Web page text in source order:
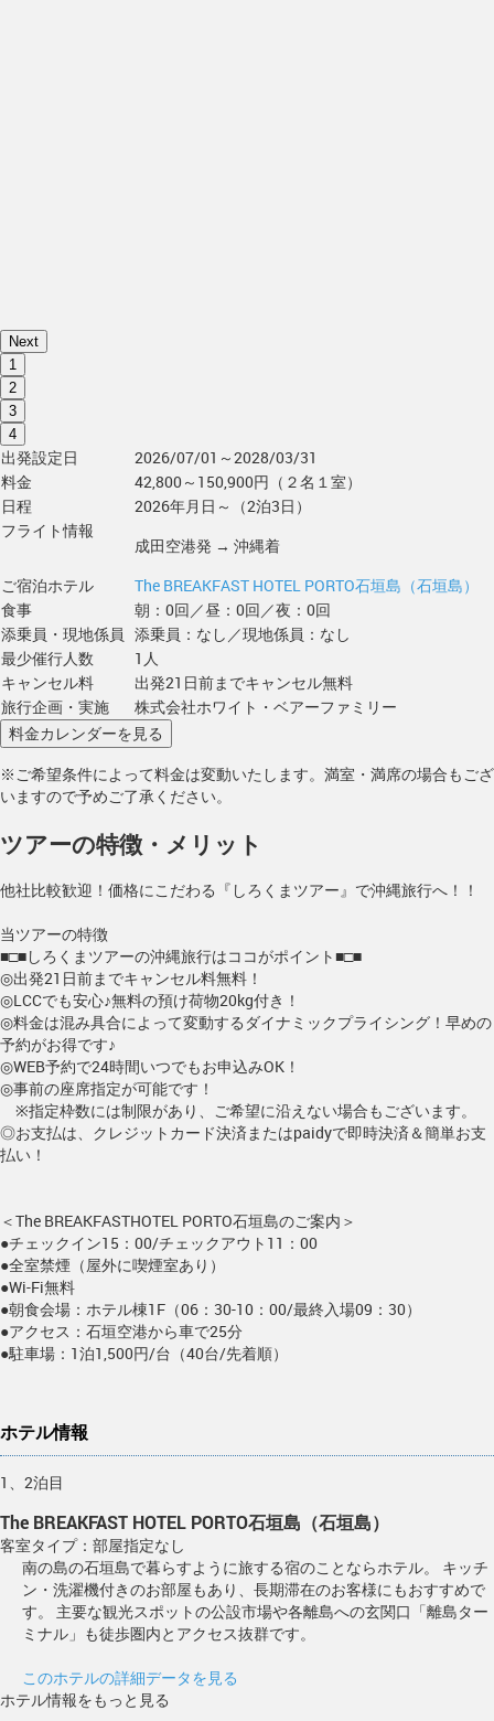
Next
1
2
3
4
出発設定日
2026/07/01～2028/03/31
料金
42,800～150,900円（２名１室）
日程
2026年月日～（2泊3日）
フライト情報
成田空港発 → 沖縄着
ご宿泊ホテル
The BREAKFAST HOTEL PORTO石垣島（石垣島）
食事
朝：0回／昼：0回／夜：0回
添乗員・現地係員 添乗員：なし／現地係員：なし
最少催行人数
1人
キャンセル料
出発21日前までキャンセル無料
旅行企画・実施
株式会社ホワイト・ベアーファミリー
※ご希望条件によって料金は変動いたします。満室・満席の場合もござ
いますので予めご了承ください。
ツアーの特徴・メリット
他社比較歓迎！価格にこだわる『しろくまツアー』で沖縄旅行へ！！
当ツアーの特徴
■□■しろくまツアーの沖縄旅行はココがポイント■□■
◎出発21日前までキャンセル料無料！
◎LCCでも安心♪無料の預け荷物20kg付き！
◎料金は混み具合によって変動するダイナミックプライシング！早めの
予約がお得です♪
◎WEB予約で24時間いつでもお申込みOK！
◎事前の座席指定が可能です！
※指定枠数には制限があり、ご希望に沿えない場合もございます。
◎お支払は、クレジットカード決済またはpaidyで即時決済＆簡単お支
払い！
＜The BREAKFASTHOTEL PORTO石垣島のご案内＞
●チェックイン15：00/チェックアウト11：00
●全室禁煙（屋外に喫煙室あり）
●Wi-Fi無料
●朝食会場：ホテル棟1F（06：30-10：00/最終入場09：30）
●アクセス：石垣空港から車で25分
●駐車場：1泊1,500円/台（40台/先着順）
ホテル情報
1、2泊目
The BREAKFAST HOTEL PORTO石垣島（石垣島）
客室タイプ：部屋指定なし
南の島の石垣島で暮らすように旅する宿のことならホテル。 キッチ
ン・洗濯機付きのお部屋もあり、長期滞在のお客様にもおすすめで
す。 主要な観光スポットの公設市場や各離島への玄関口「離島ター
ミナル」も徒歩圏内とアクセス抜群です。
このホテルの詳細データを見る
ホテル情報をもっと見る